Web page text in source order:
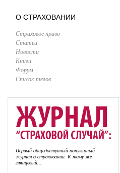
О СТРАХОВАНИИ
Страховое право
Статьи
Новости
Книги
Форум
Список тегов
Первый общедоступный популярный
журнал о страховании. К тому же,
глянцевый...